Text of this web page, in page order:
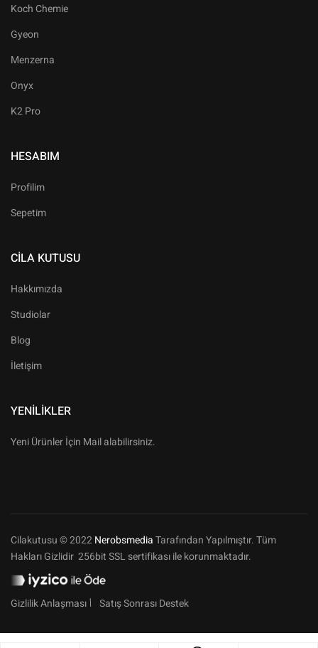
Koch Chemie
Gyeon
Menzerna
Onyx
K2 Pro
HESABIM
Profilim
Sepetim
CILA KUTUSU
Hakkımızda
Studiolar
Blog
İletişim
YENILIKLER
Yeni Ürünler İçin Mail alabilirsiniz.
Cilakutusu © 2022NerobsmediaTarafından Yapılmıştır. Tüm
Hakları Gizlidir 256bit SSL sertifikası ile korunmaktadır.
Gizlilik Anlaşması Satış Sonrası Destek